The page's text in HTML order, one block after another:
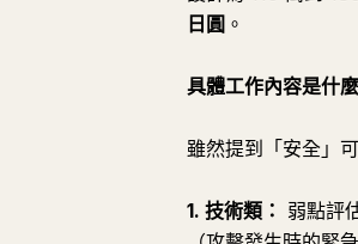
日圓 。
具體工作內容是什
雖然提到「安全」
1. 技術類： 弱點評